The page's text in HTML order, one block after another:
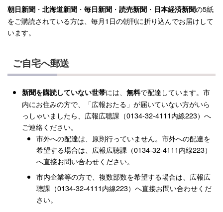
朝日新聞 ・ 北海道新聞 ・ 毎日新聞 ・ 読売新聞 ・ 日本経済新聞の5紙
をご購読されている方は、毎月1日の朝刊に折り込んでお届けして
います。
ご自宅へ郵送
新聞を購読していない世帯には、 無料で配達しています。市
内にお住みの方で、「広報おたる」が届いていない方がいら
っしゃいましたら、広報広聴課（0134-32-4111内線223）へ
ご連絡ください。
市外への配達は、原則行っていません。市外への配達を
希望する場合は、広報広聴課（0134-32-4111内線223）
へ直接お問い合わせください。
市内企業等の方で、複数部数を希望する場合は、広報広
聴課（0134-32-4111内線223）へ直接お問い合わせくだ
さい。